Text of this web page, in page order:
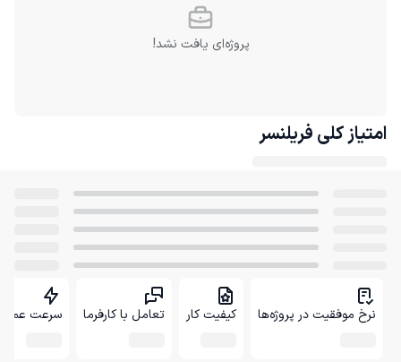
پروژه‌ای یافت نشد!
امتیاز کلی فریلنسر
نرخ موفقیت در پروژه‌ها کیفیت کار تعامل با کارفرما سرعت عمل